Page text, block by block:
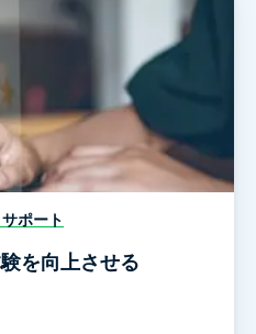
ポート
を向上させる